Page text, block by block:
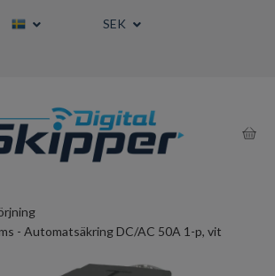
SEK
- Automatsäkring DC/AC 50A 1-p, vit